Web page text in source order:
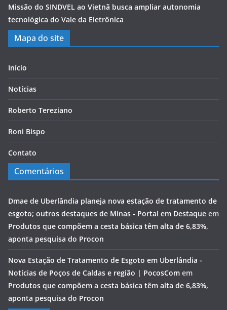
Missão do SINDVEL ao Vietnã busca ampliar autonomia
tecnológica do Vale da Eletrônica
Mapa do site
Início
Notícias
Roberto Tereziano
Roni Bispo
Contato
Comentários
Dmae de Uberlândia planeja nova estação de tratamento de
esgoto; outros destaques de Minas - Portal em Destaque em
Produtos que compõem a cesta básica têm alta de 6,83%,
aponta pesquisa do Procon
Nova Estação de Tratamento de Esgoto em Uberlândia -
Notícias de Poços de Caldas e região | PocosCom em
Produtos que compõem a cesta básica têm alta de 6,83%,
aponta pesquisa do Procon